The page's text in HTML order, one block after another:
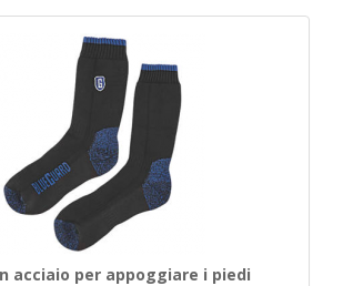
acciaio per appoggiare i piedi